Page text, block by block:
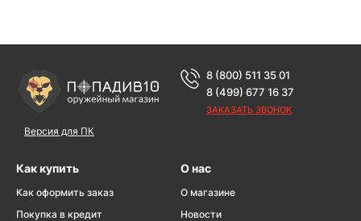
Версия для ПК
8 (800) 511 35 01
8 (499) 677 16 37
ЗАКАЗАТЬ ЗВОНОК
Как купить
Как оформить заказ
Покупка в кредит
О нас
О магазине
Новости